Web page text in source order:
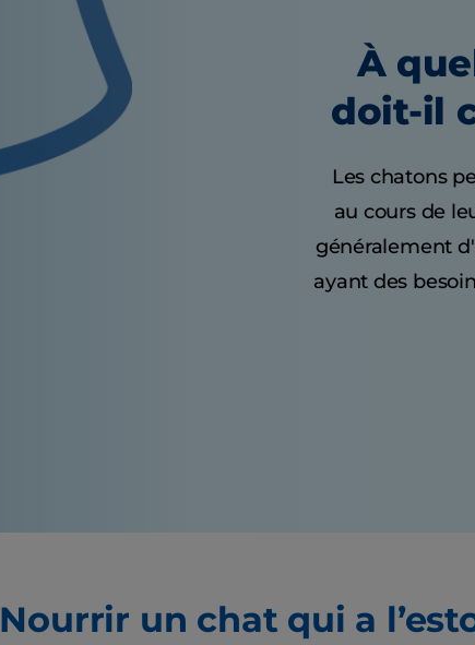
À
doit-il
Les chatons
au cours de
généralement
ayant des
Nourrir un chat qui a